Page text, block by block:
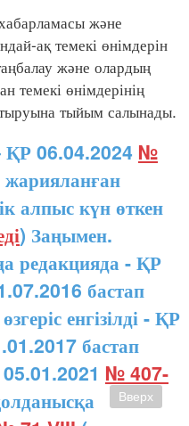
және
ақ темекі өнімдерін
және олардың
темекі өнімдерінің
тыйым салынады.
06.04.2024 №
алпыс күн өткен
) Заңымен.
редакцияда - ҚР
бастап
енгізілді - ҚР
бастап
05.01.2021 № 407-
Вверх